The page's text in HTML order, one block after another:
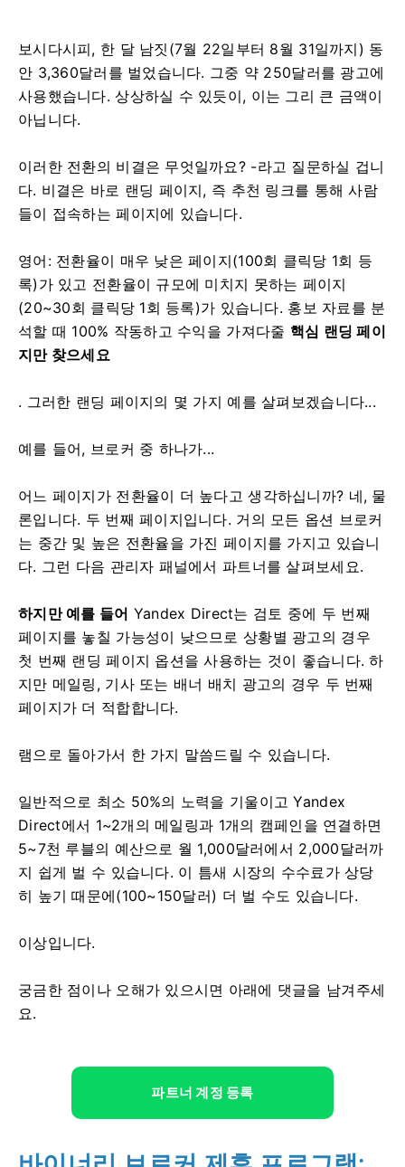
보시다시피, 한 달 남짓(7월 22일부터 8월 31일까지) 동
안 3,360달러를 벌었습니다. 그중 약 250달러를 광고에
사용했습니다. 상상하실 수 있듯이, 이는 그리 큰 금액이
아닙니다.
이러한 전환의 비결은 무엇일까요? -라고 질문하실 겁니
다. 비결은 바로 랜딩 페이지, 즉 추천 링크를 통해 사람
들이 접속하는 페이지에 있습니다.
영어: 전환율이 매우 낮은 페이지(100회 클릭당 1회 등
록)가 있고 전환율이 규모에 미치지 못하는 페이지
(20~30회 클릭당 1회 등록)가 있습니다. 홍보 자료를 분
석할 때 100% 작동하고 수익을 가져다줄 핵심 랜딩 페이
지만 찾으세요
. 그러한 랜딩 페이지의 몇 가지 예를 살펴보겠습니다...
예를 들어, 브로커 중 하나가...
어느 페이지가 전환율이 더 높다고 생각하십니까? 네, 물
론입니다. 두 번째 페이지입니다. 거의 모든 옵션 브로커
는 중간 및 높은 전환율을 가진 페이지를 가지고 있습니
다. 그런 다음 관리자 패널에서 파트너를 살펴보세요.
하지만 예를 들어 Yandex Direct는 검토 중에 두 번째
페이지를 놓칠 가능성이 낮으므로 상황별 광고의 경우
첫 번째 랜딩 페이지 옵션을 사용하는 것이 좋습니다. 하
지만 메일링, 기사 또는 배너 배치 광고의 경우 두 번째
페이지가 더 적합합니다.
램으로 돌아가서 한 가지 말씀드릴 수 있습니다.
일반적으로 최소 50%의 노력을 기울이고 Yandex
Direct에서 1~2개의 메일링과 1개의 캠페인을 연결하면
5~7천 루블의 예산으로 월 1,000달러에서 2,000달러까
지 쉽게 벌 수 있습니다. 이 틈새 시장의 수수료가 상당
히 높기 때문에(100~150달러) 더 벌 수도 있습니다.
이상입니다.
궁금한 점이나 오해가 있으시면 아래에 댓글을 남겨주세
요.
파트너 계정 등록